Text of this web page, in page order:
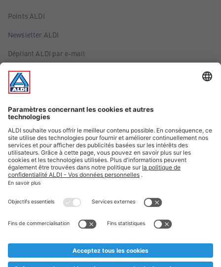
Points ALDI
Newsletter ALDI
Dépliant ALDI par e-mail
Offres
Infos essentielles
Suivez ALDI Belgique
Textes marqués d'un astérisque et mentions légales
* Nous vendons ces articles temporairement et jusqu'à
au cas où, malgré le planning bien étudié, nous serions
prématurément en rupture de stock. Prix Recupel et TVA incl.
** Sur ce site, l’utilisation de la forme masculine a été adoptée